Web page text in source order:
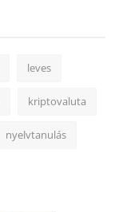
leves
kriptovaluta
nyelvtanulás